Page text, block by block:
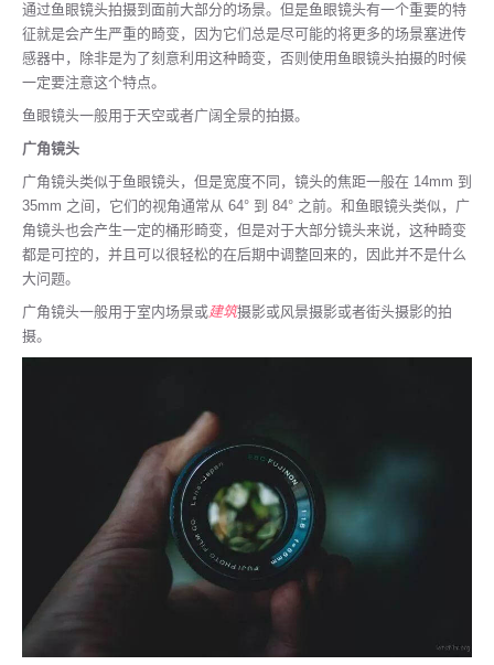
通过鱼眼镜头拍摄到面前大部分的场景。但是鱼眼镜头有一个重要的特
征就是会产生严重的畸变，因为它们总是尽可能的将更多的场景塞进传
感器中，除非是为了刻意利用这种畸变，否则使用鱼眼镜头拍摄的时候
一定要注意这个特点。
鱼眼镜头一般用于天空或者广阔全景的拍摄。
广角镜头
广角镜头类似于鱼眼镜头，但是宽度不同，镜头的焦距一般在 14mm 到
35mm 之间，它们的视角通常从 64° 到 84° 之前。和鱼眼镜头类似，广
角镜头也会产生一定的桶形畸变，但是对于大部分镜头来说，这种畸变
都是可控的，并且可以很轻松的在后期中调整回来的，因此并不是什么
大问题。
广角镜头一般用于室内场景或 建筑摄影或风景摄影或者街头摄影的拍
摄。